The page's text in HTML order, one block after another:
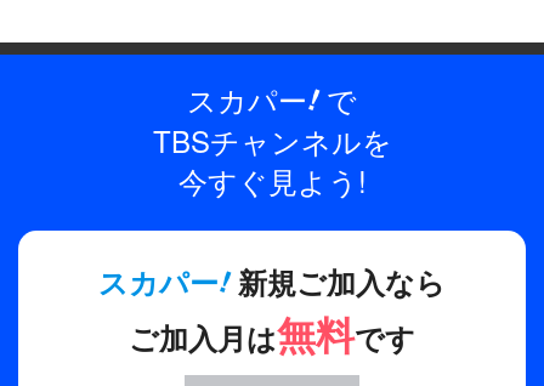
凱旋公演」をラインアップ。
“サンホラ”と”リンホラ”が盛りだくさんのスペシャ
ルな1日を、お祭り気分で一緒に楽しみましょう！
スカパー!で
TBSチャンネルを
今すぐ見よう!
スカパー!新規ご加入なら
ご加入月は無料です